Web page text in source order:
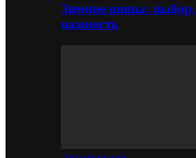
Зимние шины: выбор,
важность